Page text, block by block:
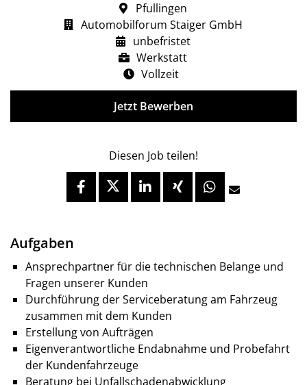
Pfullingen
Automobilforum Staiger GmbH
unbefristet
Werkstatt
Vollzeit
Jetzt Bewerben
Diesen Job teilen!
Aufgaben
Ansprechpartner für die technischen Belange und
Fragen unserer Kunden
Durchführung der Serviceberatung am Fahrzeug
zusammen mit dem Kunden
Erstellung von Aufträgen
Eigenverantwortliche Endabnahme und Probefahrt
der Kundenfahrzeuge
Beratung bei Unfallschadenabwicklung